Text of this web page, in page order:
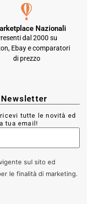
Nazionali
dal 2000 su
Ebay e comparatori
di prezzo
tutte le novità ed
tua email!
sul sito ed
le finalità di marketing.